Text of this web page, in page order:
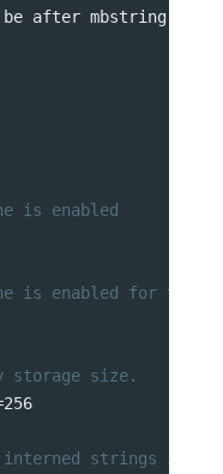
after mbstring as it
is enabled
is enabled for the
storage size.
256
interned strings in